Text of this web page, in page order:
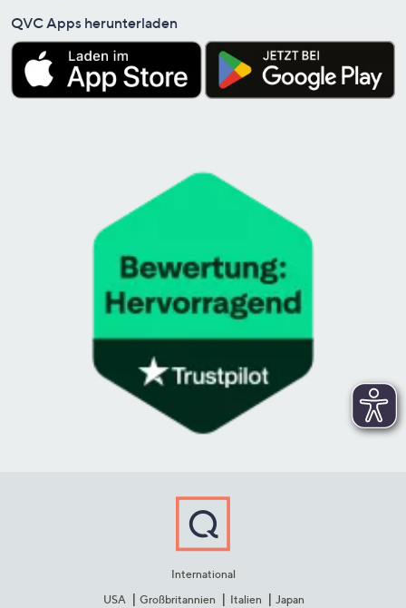
QVC Apps herunterladen
International
USA
Großbritannien Italien Japan